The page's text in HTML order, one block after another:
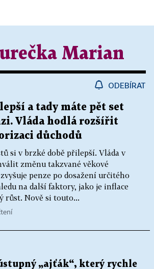
Marian
ODEBÍRAT
a tady máte pět set
Vláda hodlá rozšířit
důchodů
si v brzké době přilepší. Vláda v
změnu takzvané věkové
penze po dosažení určitého
na další faktory, jako je inflace
růst. Nově si touto...
„ajťák“, který rychle